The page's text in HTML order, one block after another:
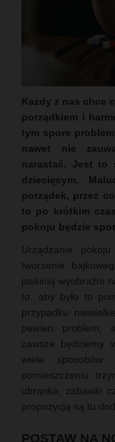
Każdy z nas chce
porządkiem i
tym spore
nawet nie
narastać. Jest to
dziecięcym.
porządek, przez
to po krótkim
pokoju będzie
Urządzanie
tworzenie
jaskinią wyobraźni
to, aby było to
przypadku
pewien problem,
zawsze będziemy
wiele
pomieszczeniu
ubranka, zabawki
propozycją są tu
POSTAW NA